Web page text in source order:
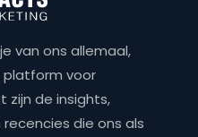
van ons allemaal,
platform voor
zijn de insights,
die ons als